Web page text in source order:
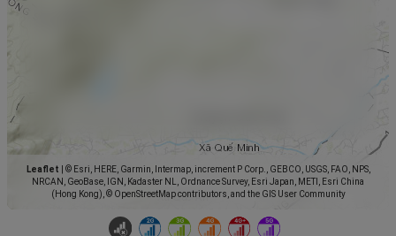
Leaflet
© Esri, HERE, Garmin, Intermap, increment P Corp., GEBCO, USGS, FAO, NPS,
NRCAN, GeoBase, IGN, Kadaster NL, Ordnance Survey, Esri Japan, METI, Esri China
(Hong Kong), © OpenStreetMap contributors, and the GIS User Community